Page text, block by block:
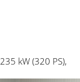
235 kW (320 PS),